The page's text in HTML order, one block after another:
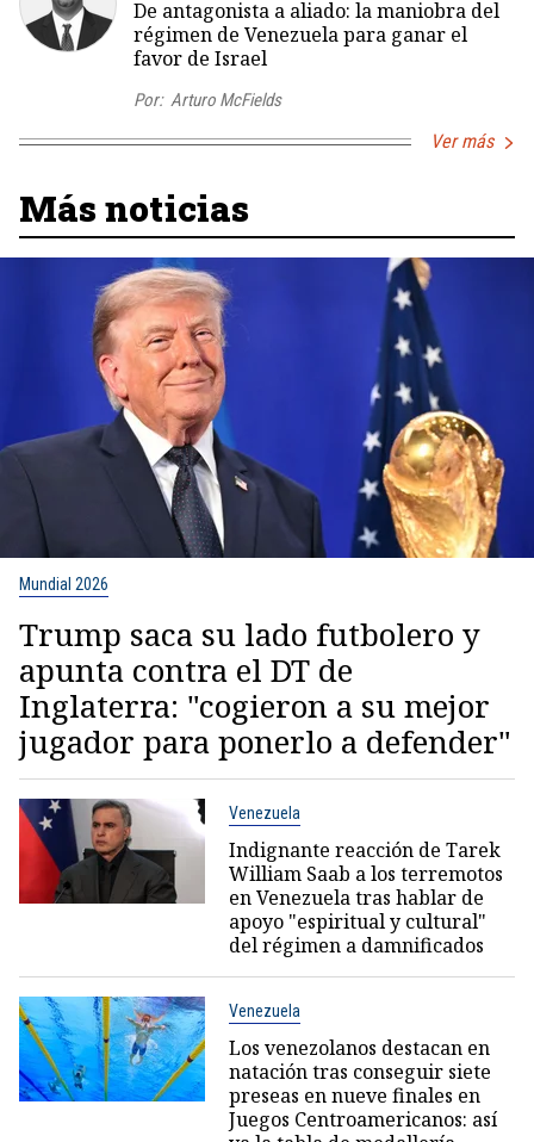
De antagonista a aliado: la maniobra del
régimen de Venezuela para ganar el
favor de Israel
Por: Arturo McFields
Ver más
Más noticias
Mundial 2026
Trump saca su lado futbolero y
apunta contra el DT de
Inglaterra: "cogieron a su mejor
jugador para ponerlo a defender"
Venezuela
Indignante reacción de Tarek
William Saab a los terremotos
en Venezuela tras hablar de
apoyo "espiritual y cultural"
del régimen a damnificados
Venezuela
Los venezolanos destacan en
natación tras conseguir siete
preseas en nueve finales en
Juegos Centroamericanos: así